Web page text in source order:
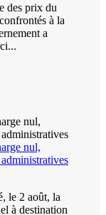
des prix du
à la
a
nul,
nul,
le 2 août, la
à destination